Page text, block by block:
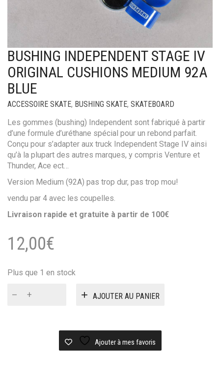
BUSHING INDEPENDENT STAGE IV
ORIGINAL CUSHIONS MEDIUM 92A
BLUE
ACCESSOIRE SKATE, BUSHING SKATE, SKATEBOARD
Les gommes (bushing) Independent sont fabriqué à partir
d’une formule d’uréthane spécial pour un rebond parfait.
Conçu pour s’adapter aux truck Independent Stage IV ainsi
qu’à la plupart des autres marques, y compris Venture et
Thunder, Ace ect…
Version Medium (92A) pas trop dur, pas trop mou!
vendu par 4 avec les coupelles.
Livraison rapide et gratuite à partir de 100€
12,00€
Plus que 1 en stock
AJOUTER AU PANIER
Ajouter à mes favoris